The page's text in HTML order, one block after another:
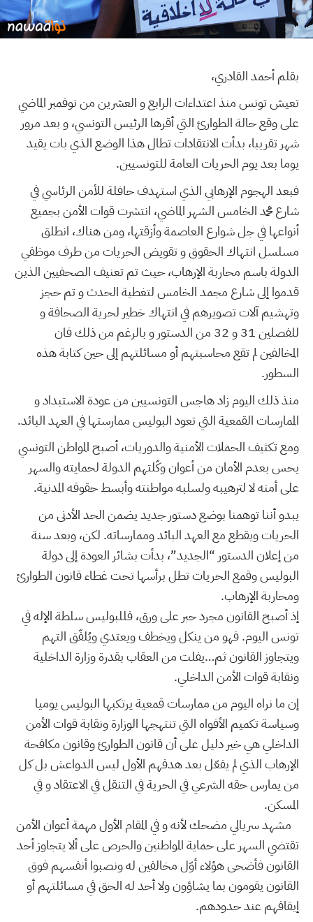
بقلم أحمد القادري،
تعيش تونس منذ اعتداءات الرابع و العشرين من نوفمبر الماضي
على وقع حالة الطوارئ التي أقرها الرئيس التونسي، و بعد مرور
شهر تقريبا، بدأت الانتقادات تطال هذا الوضع الذي بات يقيد
يوما بعد يوم الحريات العامة للتونسيين.
فبعد الهجوم الإرهابي الذي استهدف حافلة للأمن الرئاسي في
شارع محمد الخامس الشهر الماضي، انتشرت قوات الأمن بجميع
أنواعها في جل شوارع العاصمة وأزقتها، ومن هناك، انطلق
مسلسل انتهاك الحقوق و تقويض الحريات من طرف موظفي
الدولة باسم محاربة الإرهاب، حيث تم تعنيف الصحفيين الذين
قدموا إلى شارع مجمد الخامس لتغطية الحدث و تم حجز
وتهشيم آلات تصويرهم في انتهاك خطير لحرية الصحافة و
للفصلين 31 و 32 من الدستور و بالرغم من ذلك فان
المخالفين لم تقع محاسبتهم أو مسائلتهم إلى حين كتابة هذه
السطور.
منذ ذلك اليوم زاد هاجس التونسيين من عودة الاستبداد و
الممارسات القمعية التي تعود البوليس ممارستها في العهد البائد.
ومع تكثيف الحملات الأمنية والدوريات، أصبح المواطن التونسي
يحس بعدم الأمان من أعوان وكّلتهم الدولة لحمايته والسهر
على أمنه لا لترهيبه ولسلبه مواطنته وأبسط حقوقه المدنية.
يبدو أننا توهمنا بوضع دستور جديد يضمن الحد الأدنى من
الحريات ويقطع مع العهد البائد وممارساته. لكن، وبعد سنة
من إعلان الدستور “الجديد”، بدأت بشائر العودة إلى دولة
البوليس وقمع الحريات تطل برأسها تحت غطاء قانون الطوارئ
ومحاربة الإرهاب.
إذ أصبح القانون مجرد حبر على ورق، فللبوليس سلطة الإله في
تونس اليوم. فهو من ينكل ويخطف ويعتدي ويُلفّق التهم
ويتجاوز القانون ثم…يفلت من العقاب بقدرة وزارة الداخلية
ونقابة قوات الأمن الداخلي.
إن ما نراه اليوم من ممارسات قمعية يرتكبها البوليس يوميا
وسياسة تكميم الأفواه التي تنتهجها الوزارة ونقابة قوات الأمن
الداخلي هي خير دليل على أن قانون الطوارئ وقانون مكافحة
الإرهاب الذي لم يفعّل بعد هدفهم الأول ليس الدواعش بل كل
من يمارس حقه الشرعي في الحرية في التنقل في الاعتقاد و في
المسكن.
مشهد سريالي مضحك لأنه و في المقام الأول مهمة أعوان الأمن
تقتضي السهر على حماية المواطنين والحرص على ألا يتجاوز أحد
القانون فأضحى هؤلاء أوّل مخالفين له ونصبوا أنفسهم فوق
القانون يقومون بما يشاؤون ولا أحد له الحق في مسائلتهم أو
إيقافهم عند حدودهم.